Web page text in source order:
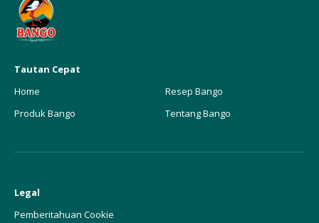
Tautan Cepat
Home
Produk Bango
Resep Bango
Tentang Bango
Legal
Pemberitahuan Cookie